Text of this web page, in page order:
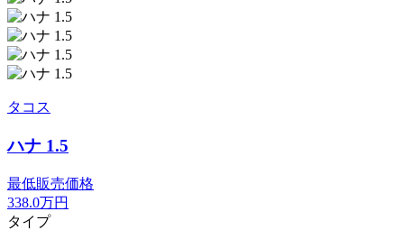
タコス
ハナ 1.5
最低販売価格
338.0万円
タイプ